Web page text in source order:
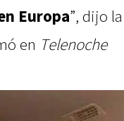
Europa”, dijo la
en Telenoche